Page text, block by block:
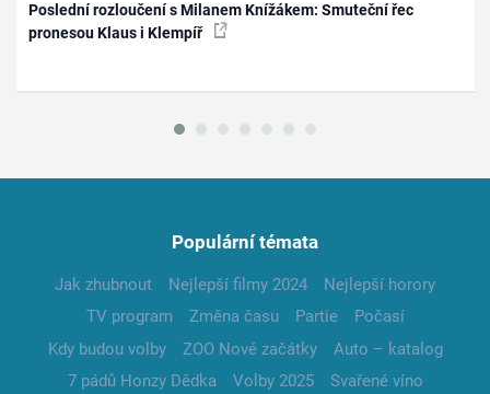
Poslední rozloučení s Milanem Knížákem: Smuteční řec
pronesou Klaus i Klempíř
Populární témata
Jak zhubnout Nejlepší filmy 2024
Nejlepší horory
TV program
Změna času Partie
Počasí
Kdy budou volby
ZOO Nové začátky
Auto – katalog
7 pádů Honzy Dědka
Volby 2025
Svařené víno